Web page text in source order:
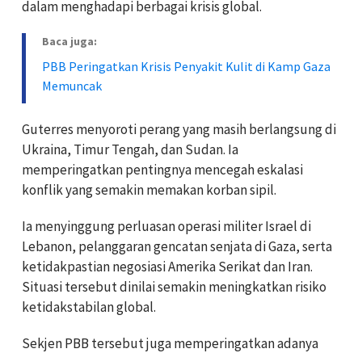
dalam menghadapi berbagai krisis global.
Baca juga:
PBB Peringatkan Krisis Penyakit Kulit di Kamp Gaza
Memuncak
Guterres menyoroti perang yang masih berlangsung di
Ukraina, Timur Tengah, dan Sudan. Ia
memperingatkan pentingnya mencegah eskalasi
konflik yang semakin memakan korban sipil.
Ia menyinggung perluasan operasi militer Israel di
Lebanon, pelanggaran gencatan senjata di Gaza, serta
ketidakpastian negosiasi Amerika Serikat dan Iran.
Situasi tersebut dinilai semakin meningkatkan risiko
ketidakstabilan global.
Sekjen PBB tersebut juga memperingatkan adanya